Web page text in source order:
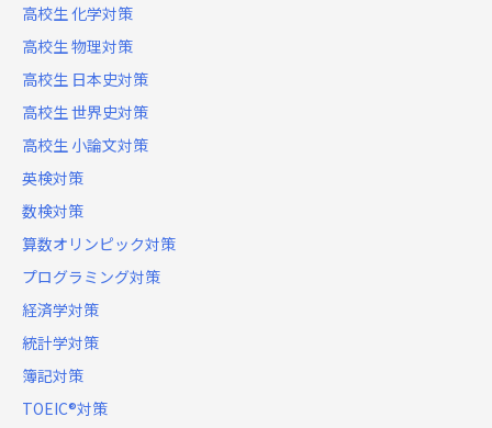
高校生 化学対策
高校生 物理対策
高校生 日本史対策
高校生 世界史対策
高校生 小論文対策
英検対策
数検対策
算数オリンピック対策
プログラミング対策
経済学対策
統計学対策
簿記対策
TOEIC®対策